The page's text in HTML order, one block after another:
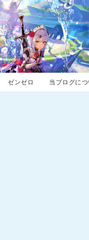
ゼンゼロ 当ブログに